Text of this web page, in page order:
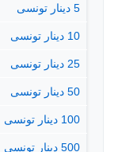
5 دينار تونسى
10 دينار تونسى
25 دينار تونسى
50 دينار تونسى
100 دينار تونسى
500 دينار تونسى